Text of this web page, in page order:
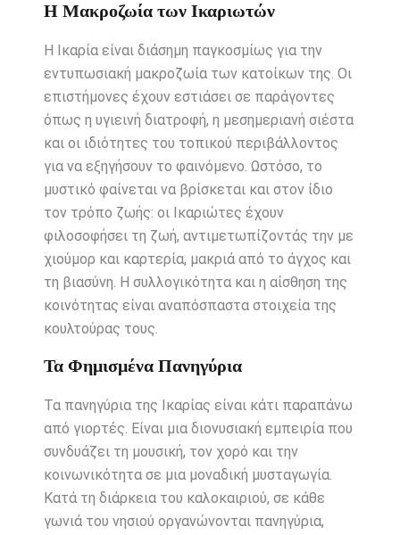
Η Μακροζωία των Ικαριωτών
Η Ικαρία είναι διάσημη παγκοσμίως για την
εντυπωσιακή μακροζωία των κατοίκων της. Οι
επιστήμονες έχουν εστιάσει σε παράγοντες
όπως η υγιεινή διατροφή, η μεσημεριανή σιέστα
και οι ιδιότητες του τοπικού περιβάλλοντος
για να εξηγήσουν το φαινόμενο. Ωστόσο, το
μυστικό φαίνεται να βρίσκεται και στον ίδιο
τον τρόπο ζωής: οι Ικαριώτες έχουν
φιλοσοφήσει τη ζωή, αντιμετωπίζοντάς την με
χιούμορ και καρτερία, μακριά από το άγχος και
τη βιασύνη. Η συλλογικότητα και η αίσθηση της
κοινότητας είναι αναπόσπαστα στοιχεία της
κουλτούρας τους.
Τα Φημισμένα Πανηγύρια
Τα πανηγύρια της Ικαρίας είναι κάτι παραπάνω
από γιορτές. Είναι μια διονυσιακή εμπειρία που
συνδυάζει τη μουσική, τον χορό και την
κοινωνικότητα σε μια μοναδική μυσταγωγία.
Κατά τη διάρκεια του καλοκαιριού, σε κάθε
γωνιά του νησιού οργανώνονται πανηγύρια,